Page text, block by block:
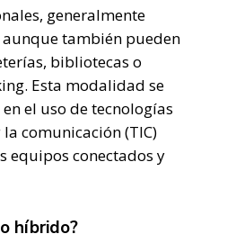
generalmente
aunque también pueden
bibliotecas o
Esta modalidad se
el uso de tecnologías
comunicación (TIC)
equipos conectados y
híbrido?